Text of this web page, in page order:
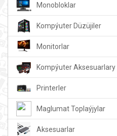
Monobloklar
Kompýuter Düzüjiler
Monitorlar
Kompýuter Aksesuarlary
Printerler
Maglumat Toplaýjylar
Aksesuarlar